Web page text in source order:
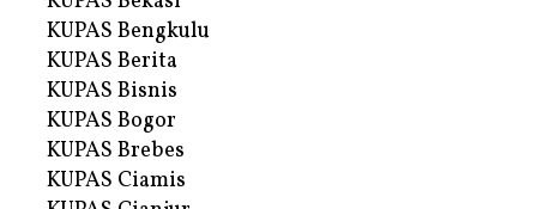
KUPAS Bengkulu
KUPAS Berita
KUPAS Bisnis
KUPAS Bogor
KUPAS Brebes
KUPAS Ciamis